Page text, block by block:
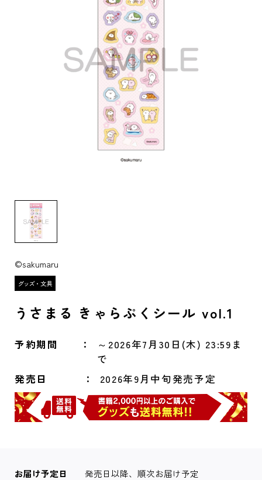
©sakumaru
うさまる きゃらぷくシール vol.1
予約期間
～2026年7月30日(木) 23:59ま
で
発売日
2026年9月中旬発売予定
お届け予定日 発売日以降、順次お届け予定